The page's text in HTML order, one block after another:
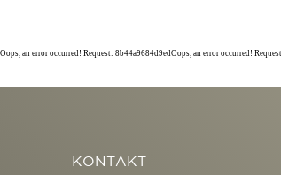
Oops, an error occurred! Request: 8b44a9684d9edOops, an error occurred!
KONTAKT